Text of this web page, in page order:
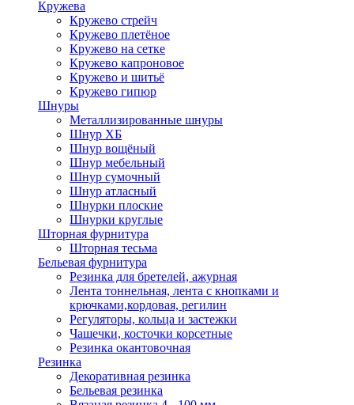
Кружева
Кружево стрейч
Кружево плетёное
Кружево на сетке
Кружево капроновое
Кружево и шитьё
Кружево гипюр
Шнуры
Металлизированные шнуры
Шнур ХБ
Шнур вощёный
Шнур мебельный
Шнур сумочный
Шнур атласный
Шнурки плоские
Шнурки круглые
Шторная фурнитура
Шторная тесьма
Бельевая фурнитура
Резинка для бретелей, ажурная
Лента тоннельная, лента с кнопками и
крючками,кордовая, регилин
Регуляторы, кольца и застежки
Чашечки, косточки корсетные
Резинка окантовочная
Резинка
Декоративная резинка
Бельевая резинка